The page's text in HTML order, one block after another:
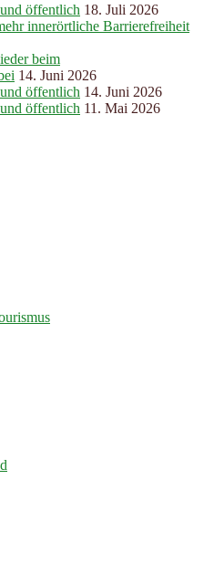
öffentlich 18. Juli 2026
innerörtliche Barrierefreiheit
beim
14. Juni 2026
öffentlich 14. Juni 2026
öffentlich 11. Mai 2026